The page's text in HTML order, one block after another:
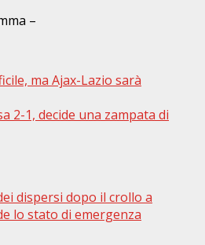
–
ma Ajax-Lazio sarà
2-1, decide una zampata di
dispersi dopo il crollo a
lo stato di emergenza